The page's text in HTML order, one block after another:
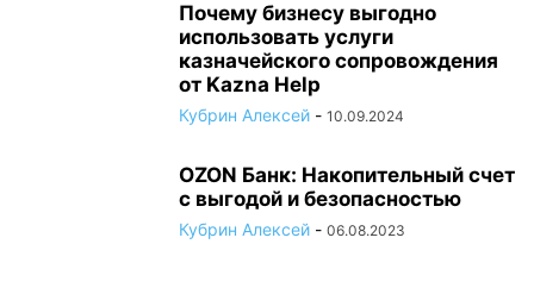
Почему бизнесу выгодно
использовать услуги
казначейского сопровождения
от Kazna Help
Кубрин Алексей - 10.09.2024
OZON Банк: Накопительный счет
с выгодой и безопасностью
Кубрин Алексей - 06.08.2023